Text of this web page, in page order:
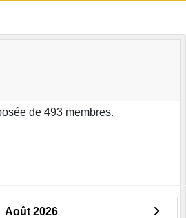
de 493 membres.
Août 2026